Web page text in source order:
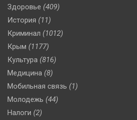
Здоровье (409)
История (11)
Криминал (1012)
Крым (1177)
Культура (816)
Медицина (8)
Мобильная связь (1)
Молодежь (44)
Налоги (2)